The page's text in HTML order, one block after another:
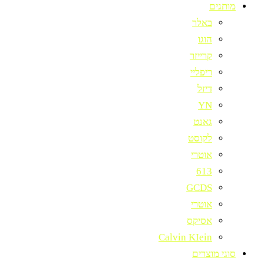
מותגים
באלר
הוגו
קרייזר
ריפליי
דיזל
YN
גאנט
לקוסט
אוטרי
613
GCDS
אוטרי
אסיקס
Calvin KIein
סוגי מוצרים